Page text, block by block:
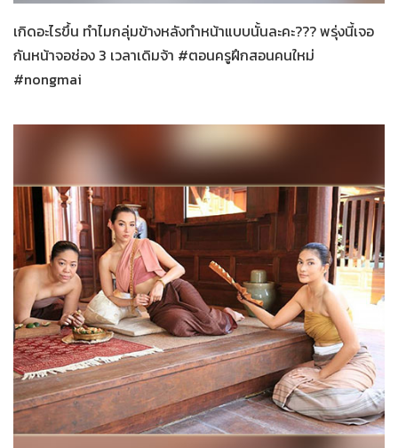
เกิดอะไรขึ้น ทำไมกลุ่มข้างหลังทำหน้าแบบนั้นละคะ??? พรุ่งนี้เจอ
กันหน้าจอช่อง 3 เวลาเดิมจ้า #ตอนครูฝึกสอนคนใหม่
#nongmai